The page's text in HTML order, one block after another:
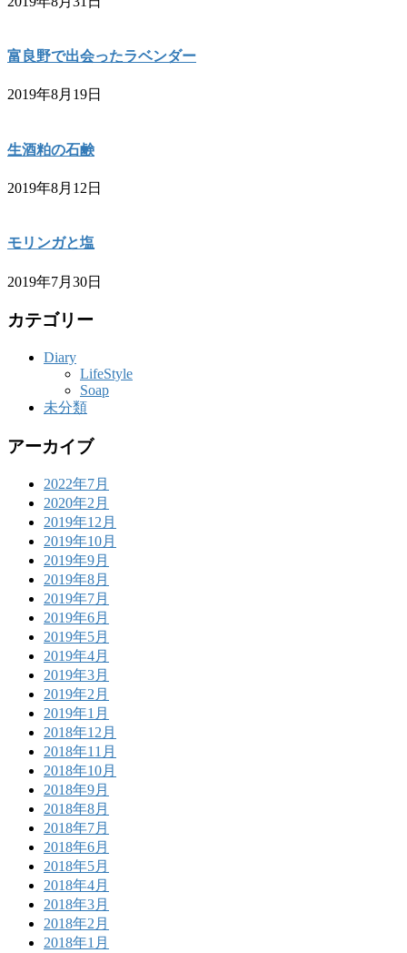
富良野で出会ったラベンダー
2019年8月19日
生酒粕の石鹸
2019年8月12日
モリンガと塩
2019年7月30日
カテゴリー
Diary
LifeStyle
Soap
未分類
アーカイブ
2022年7月
2020年2月
2019年12月
2019年10月
2019年9月
2019年8月
2019年7月
2019年6月
2019年5月
2019年4月
2019年3月
2019年2月
2019年1月
2018年12月
2018年11月
2018年10月
2018年9月
2018年8月
2018年7月
2018年6月
2018年5月
2018年4月
2018年3月
2018年2月
2018年1月